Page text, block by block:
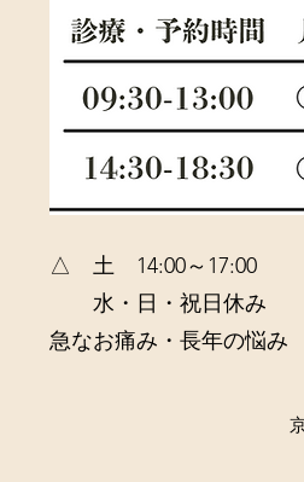
​△ 土 14:00～17:00
水・日・祝日休み
急なお痛み・長年の悩